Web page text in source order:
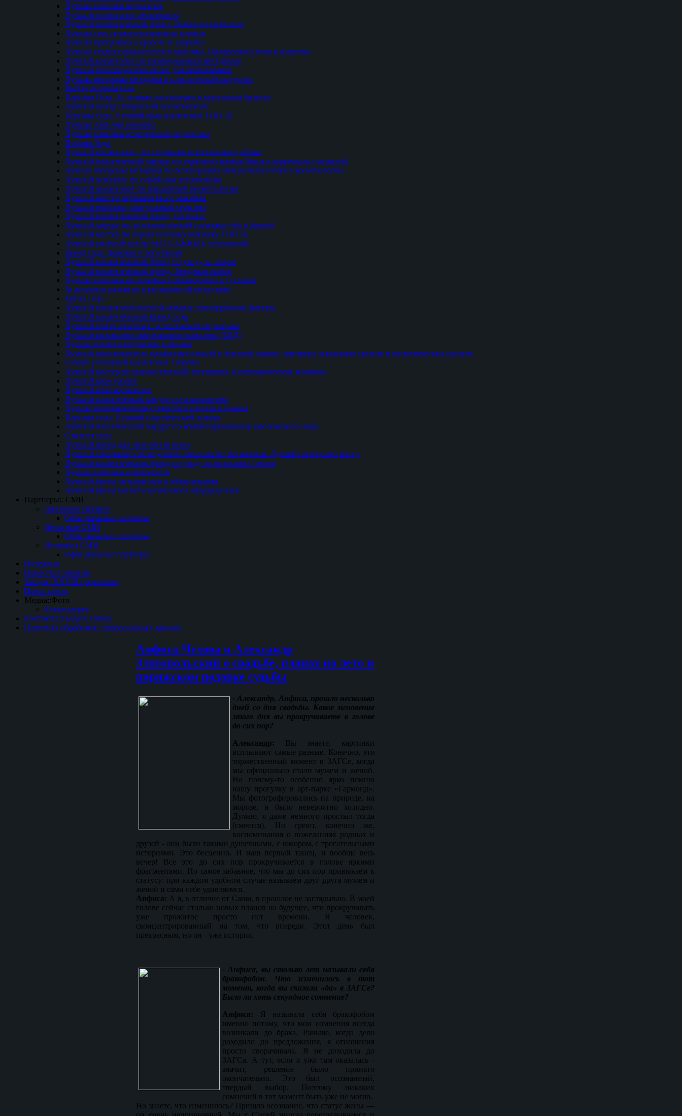
Лучшая клиника подологии
Лучший стоматолог-реставратор
Лучший косметический бренд. Выбор потребителя
Лучшая сеть стоматологических клиник
Лучшая программа о красоте и здоровье
Лучшая студия перманентного макияжа. Профессионализм и качество
Лучший косметолог по инъекционным методикам
Лучший производитель волос для наращивания
Лучшая авторская методика в пластической хирургии
Выбор потребителя
Персона Года. За лучшие достижения в модельном бизнесе
Лучший центр аппаратной косметологии
Персона года. Лучший врач косметолог ТОП 50
Лучшая Anti-Age клиника
Лучшая клиника эстетической медицины
Прорыв Года
Лучший косметолог - по созданию естественного образа
Лучший пластический хирург по удалению комков Биша и коррекции слизистой
Лучшая авторская методика по безоперационной ринопластике в косметологии
Лучший психолог по семейным отношениям
Лучший косметолог по аппаратной косметологии
Лучший мастер перманентного макияжа
Лучший невролог, мануальный терапевт
Лучший косметический бренд для волос
Лучший хирург по эндоскопической подтяжке лба и бровей
Лучший мастер по перманентному макияжу ТОП 50
Лучший учебный центр МАССАЖНЫХ технологий
Бренд года. Доверие и репутация
Лучший косметический бренд по уходу за лицом
Лучший косметический бренд. Звездный выбор
Лучшая клиника по лечению позвоночника и суставов
За активное развитие в ресторанной индустрии
Бренд Года
Лучший косметологический аппарат для коррекции фигуры
Лучший косметический Бренд года
Лучший центр красоты и эстетической медицины
Лучший витаминно-минеральные комплекс (БАД)
Лучшая косметологическая клиника
Лучший производитель профессиональной и бытовой химии, чистящих и моющих средств и косметических средств
Самый успешный косметолог Тюмени
Лучший мастер по художественной татуировке и перманентному макияжу
Лучший врач уролог
Лучший врач косметолог
Лучший пластический хирург по пластике век
Лучшая инновационная стоматологическая клиника
Персона года. Лучший пластический хирург
Лучший пластический хирург по комбинированному омоложению лица
Стилист года
Лучший бренд для личной гигиены
Лучший специалист по круговой липосакции без наркоза. Лучший авторский метод
Лучший косметический бренд по уходу за волосами и телом
Лучшая клиника гинекологии
Лучший бренд медицинского оборудования
Лучший бренд косметологического оборудования
Партнеры:: СМИ
Партнеры Премии
Официальные партнеры
Печатные СМИ
Официальные партнеры
Интернет СМИ
Официальные партнеры
Интервью
Новости::События
Звезды::XXVIII церемонии
Пресс-центр
Медиа::Фото
Фотогалерея
Контакты::Подать заявку
Политика обработки:: персональных данных
Анфиса Чехова и Александр
Златопольский о свадьбе, планах на лето и
парижском подарке судьбы
- Александр, Анфиса, прошло несколько
дней со дня свадьбы. Какое мгновение
этого дня вы прокручиваете в голове
до сих пор?
Александр: Вы знаете, картинки
всплывают самые разные. Конечно, это
торжественный момент в ЗАГСе, когда
мы официально стали мужем и женой.
Но почему-то особенно ярко помню
нашу прогулку в арт-парке «Гармонд».
Мы фотографировались на природе, на
морозе, и было невероятно холодно.
Думаю, я даже немного простыл тогда
(смеется). Но греют, конечно же,
воспоминания о пожеланиях родных и
друзей - они были такими душевными, с юмором, с трогательными
историями. Это бесценно. И наш первый танец, и вообще весь
вечер! Все это до сих пор прокручивается в голове яркими
фрагментами. Но самое забавное, что мы до сих пор привыкаем к
статусу: при каждом удобном случае называем друг друга мужем и
женой и сами себе удивляемся.
Анфиса: А я, в отличие от Саши, в прошлое не заглядываю. В моей
голове сейчас столько новых планов на будущее, что прокручивать
уже прожитое просто нет времени. Я человек,
сконцентрированный на том, что впереди. Этот день был
прекрасным, но он - уже история.
- Анфиса, вы столько лет называли себя
бракофобом. Что изменилось в тот
момент, когда вы сказали «да» в ЗАГСе?
Было ли хоть секундное сомнение?
Анфиса: Я называла себя бракофобом
именно потому, что мои сомнения всегда
возникали до брака. Раньше, когда дело
доходило до предложения, я отношения
просто сворачивала. Я не доходила до
ЗАГСа. А тут, если я уже там оказалась -
значит, решение было принято
окончательно. Это был осознанный,
твердый выбор. Поэтому никаких
сомнений в тот момент быть уже не могло.
Но знаете, что изменилось? Пришло осознание, что статус жены —